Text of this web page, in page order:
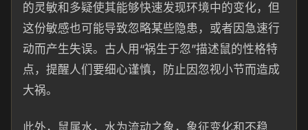
的灵敏和多疑使其能够快速发现环境中的变化，但
这份敏感也可能导致忽略某些隐患，或者因急速行
动而产生失误。古人用“祸生于忽”描述鼠的性格特
点，提醒人们要细心谨慎，防止因忽视小节而造成
大祸。
此外，鼠属水，水为流动之象，象征变化和不稳